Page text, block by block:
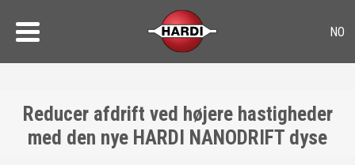
Reducer afdrift ved højere hastigheder
med den nye HARDI NANODRIFT dyse